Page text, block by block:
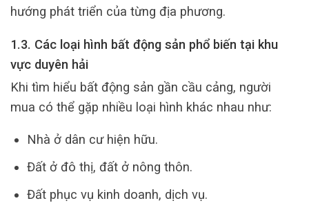
hướng phát triển của từng địa phương.
1.3. Các loại hình bất động sản phổ biến tại khu
vực duyên hải
Khi tìm hiểu bất động sản gần cầu cảng, người
mua có thể gặp nhiều loại hình khác nhau như:
Nhà ở dân cư hiện hữu.
Đất ở đô thị, đất ở nông thôn.
Đất phục vụ kinh doanh, dịch vụ.